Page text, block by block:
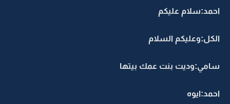
احمد:سلام عليكم
الكل:وعليكم السلام
سامي:وديت بنت عمك بيتها
احمد:ايوه